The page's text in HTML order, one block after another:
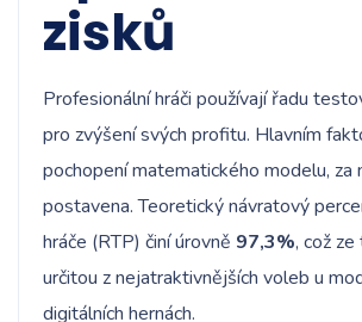
zisků
Profesionální hráči používají řadu
pro zvýšení svých profitu. Hlavním
pochopení matematického modelu, za
postavena. Teoretický návratový
hráče (RTP) činí úrovně 97,3%, což
určitou z nejatraktivnějších voleb u
digitálních hernách.